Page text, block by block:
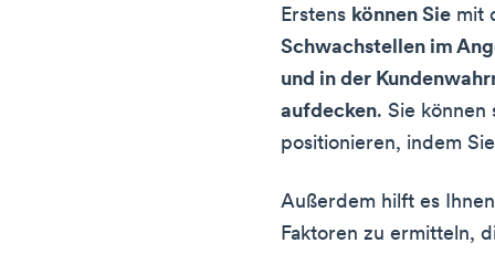
Erstens können Sie mit
Schwachstellen im
und in der
aufdecken. Sie können
positionieren, indem
Außerdem hilft es
Faktoren zu ermitteln,